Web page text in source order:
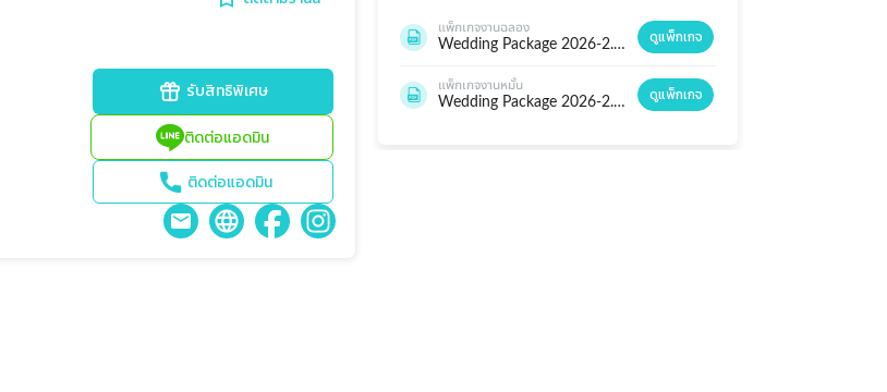
รับสิทธิพิเศษ
ติดต่อแอดมิน
ติดต่อแอดมิน
แพ็กเกจงานฉลอง
Wedding Package 2026-2.pdf ดูแพ็กเกจ
แพ็กเกจงานหมั้น
Wedding Package 2026-2.pdf ดูแพ็กเกจ